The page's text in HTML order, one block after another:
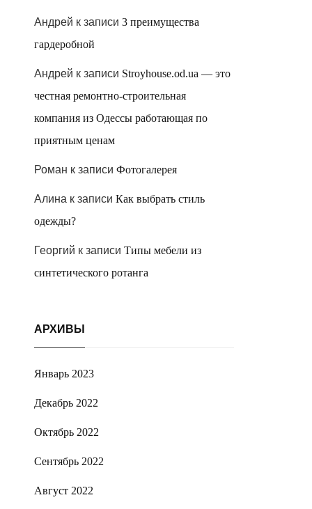
Андрей к записи 3 преимущества
гардеробной
Андрей к записи Stroyhouse.od.ua — это
честная ремонтно-строительная
компания из Одессы работающая по
приятным ценам
Роман к записи Фотогалерея
Алина к записи Как выбрать стиль
одежды?
Георгий к записи Типы мебели из
синтетического ротанга
АРХИВЫ
Январь 2023
Декабрь 2022
Октябрь 2022
Сентябрь 2022
Август 2022